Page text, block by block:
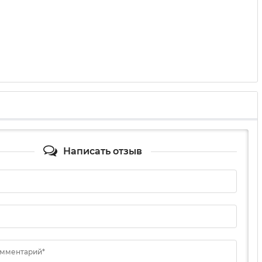
Написать отзыв